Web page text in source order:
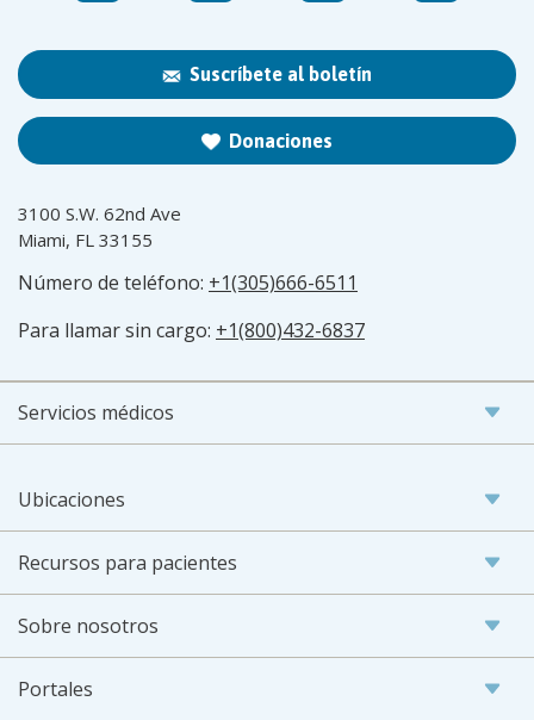
Suscríbete al boletín
Donaciones
3100 S.W. 62nd Ave
Miami, FL 33155
Número de teléfono: +1(305)666-6511
Para llamar sin cargo: +1(800)432-6837
Servicios médicos
Ubicaciones
Recursos para pacientes
Sobre nosotros
Portales